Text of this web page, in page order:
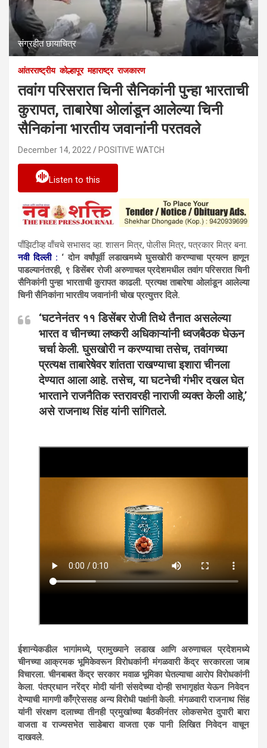
संग्रहीत छायाचित्र
आंतरराष्ट्रीय कोल्हापूर महाराष्ट्र राजकारण
तवांग परिसरात चिनी सैनिकांनी पुन्हा भारताची
कुरापत, ताबारेषा ओलांडून आलेल्या चिनी
सैनिकांना भारतीय जवानांनी परतवले
December 14, 2022 POSITIVE WATCH
Listen to this
पाँझिटीव्ह वाँचचे सभासद व्हा. शासन मित्र, पाेलीस मित्र, पत्रकार मित्र बना.
नवी दिल्ली : ‘ दोन वर्षांपूर्वी लडाखमध्ये घुसखोरी करण्याचा प्रयत्न हाणून
पाडल्यानंतरही, ९ डिसेंबर रोजी अरुणाचल प्रदेशमधील तवांग परिसरात चिनी
सैनिकांनी पुन्हा भारताची कुरापत काढली. प्रत्यक्ष ताबारेषा ओलांडून आलेल्या
चिनी सैनिकांना भारतीय जवानांनी चोख प्रत्युत्तर दिले.
‘घटनेनंतर ११ डिसेंबर रोजी तिथे तैनात असलेल्या
भारत व चीनच्या लष्करी अधिकाऱ्यांनी ध्वजबैठक घेऊन
चर्चा केली. घुसखोरी न करण्याचा तसेच, तवांगच्या
प्रत्यक्ष ताबारेषेवर शांतता राखण्याचा इशारा चीनला
देण्यात आला आहे. तसेच, या घटनेची गंभीर दखल घेत
भारताने राजनैतिक स्तरावरही नाराजी व्यक्त केली आहे,’
असे राजनाथ सिंह यांनी सांगितले.
ईशान्येकडील भागांमध्ये, प्रामुख्याने लडाख आणि अरुणाचल प्रदेशमध्ये
चीनच्या आक्रमक भूमिकेवरून विरोधकांनी मंगळवारी केंद्र सरकारला जाब
विचारला. चीनबाबत केंद्र सरकार मवाळ भूमिका घेतल्याचा आरोप विरोधकांनी
केला. पंतप्रधान नरेंद्र मोदी यांनी संसदेच्या दोन्ही सभागृहांत येऊन निवेदन
देण्याची मागणी काँग्रेससह अन्य विरोधी पक्षांनी केली. मंगळवारी राजनाथ सिंह
यांनी संरक्षण दलाच्या तीनही प्रमुखांच्या बैठकीनंतर लोकसभेत दुपारी बारा
वाजता व राज्यसभेत साडेबारा वाजता एक पानी लिखित निवेदन वाचून
दाखवले.